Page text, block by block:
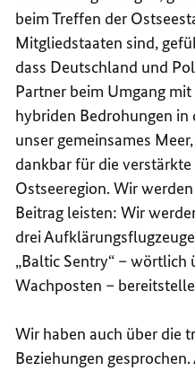
beim Treffen der
Mitgliedstaaten sind,
dass Deutschland und
Partner beim Umgang
hybriden Bedrohungen in
unser gemeinsames
dankbar für die verstärkte
Ostseeregion. Wir
Beitrag leisten: Wir
drei
„Baltic Sentry“ – wörtlich
Wachposten –
Wir haben auch über die
Beziehungen